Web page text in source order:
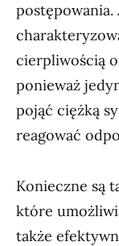
cierpliwością
ponieważ
pojąć ciężką
reagować
Konieczne są
które
także